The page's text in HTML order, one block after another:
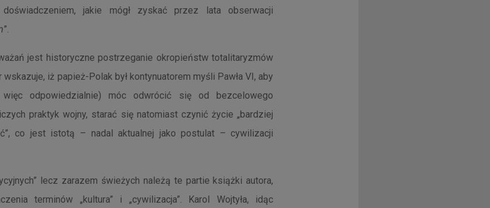
jakie mógł zyskać przez lata obserwacji
”.
jest historyczne postrzeganie okropieństw totalitaryzmów
wskazuje, iż papież-Polak był kontynuatorem myśli Pawła VI, aby
odpowiedzialnie) móc odwrócić się od bezcelowego
praktyk wojny, starać się natomiast czynić życie „bardziej
co jest istotą – nadal aktualnej jako postulat – cywilizacji
lecz zarazem świeżych należą te partie książki autora,
terminów „kultura” i „cywilizacja”. Karol Wojtyła, idąc